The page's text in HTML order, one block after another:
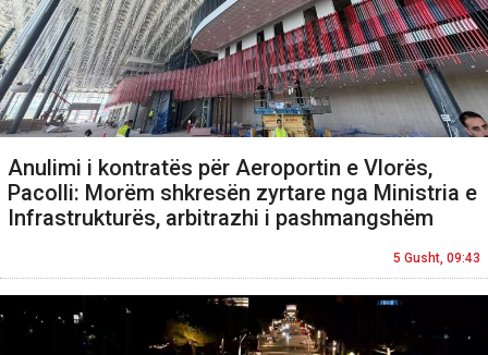
Anulimi i kontratës për Aeroportin e Vlorës,
Pacolli: Morëm shkresën zyrtare nga Ministria e
Infrastrukturës, arbitrazhi i pashmangshëm
5 Gusht, 09:43